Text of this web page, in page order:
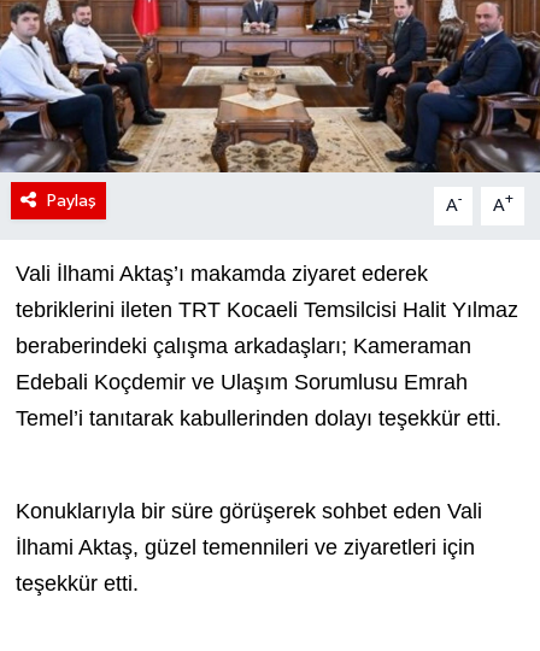
Paylaş A- A+
Vali İlhami Aktaş’ı makamda ziyaret ederek
tebriklerini ileten TRT Kocaeli Temsilcisi Halit Yılmaz
beraberindeki çalışma arkadaşları; Kameraman
Edebali Koçdemir ve Ulaşım Sorumlusu Emrah
Temel’i tanıtarak kabullerinden dolayı teşekkür etti.
Konuklarıyla bir süre görüşerek sohbet eden Vali
İlhami Aktaş, güzel temennileri ve ziyaretleri için
teşekkür etti.